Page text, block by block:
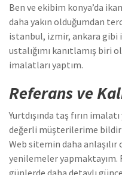
Ben ve ekibim konya’da
daha yakın olduğumdan
istanbul, izmir, ankara gibi
ustalığımı kanıtlamış biri
imalatları yaptım.
Referans ve
Yurtdışında taş fırın
değerli müşterilerime
Web sitemin daha
yenilemeler
günlerde daha detaylı